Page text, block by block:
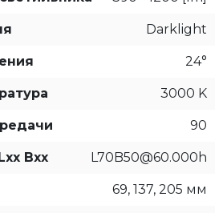
Darklight
24°
3000 K
90
Bxx L70B50@60.000h
69, 137, 205 мм